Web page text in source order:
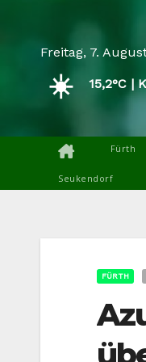
contentFreitag, 7.
☀️ 15,2°C |
Fürth
Seukendorf
FÜRTH